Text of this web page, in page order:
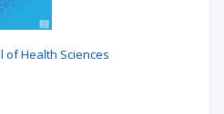
of Health Sciences